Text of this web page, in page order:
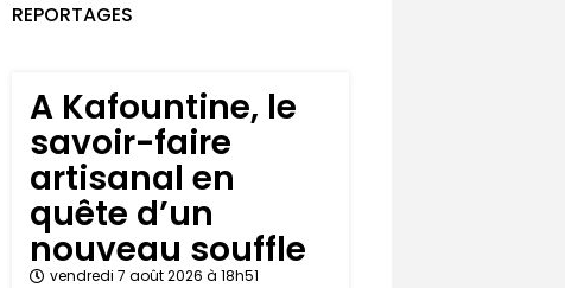
REPORTAGES
A Kafountine, le
savoir-faire
artisanal en
quête d’un
nouveau souffle
vendredi 7 août 2026 à 18h51